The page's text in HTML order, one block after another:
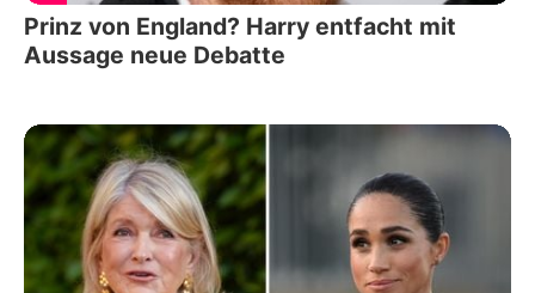
Prinz von England? Harry entfacht mit
Aussage neue Debatte